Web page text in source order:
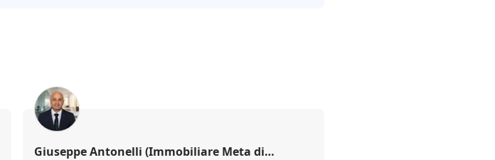
Giuseppe Antonelli (Immobiliare Meta di